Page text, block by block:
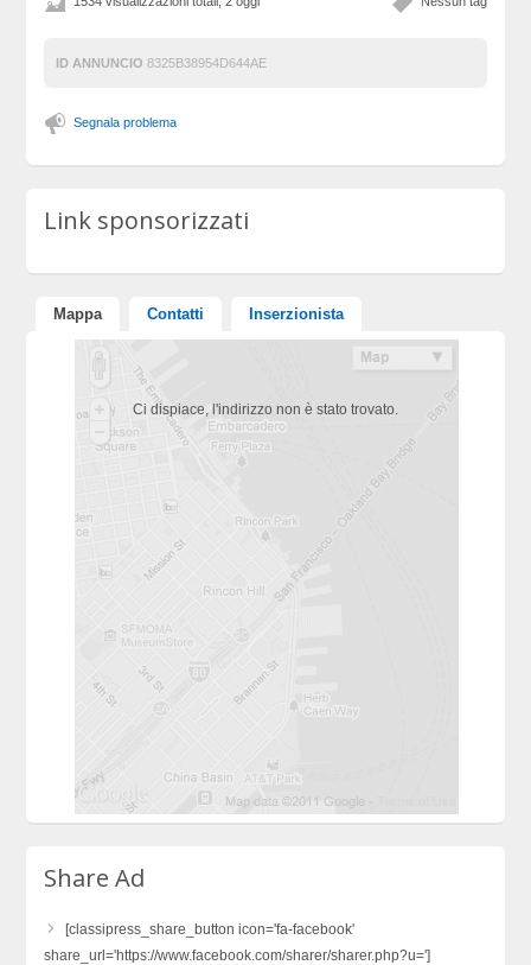
ID ANNUNCIO 8325B38954D644AE
Segnala problema
Link sponsorizzati
Mappa Contatti Inserzionista
Ci dispiace, l'indirizzo non è stato trovato.
Share Ad
[classipress_share_button icon='fa-facebook'
share_url='https://www.facebook.com/sharer/sharer.php?u=']